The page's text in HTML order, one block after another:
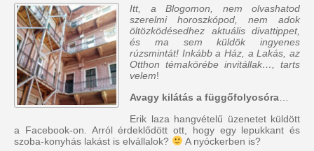
Itt, a Blogomon, nem olvashatod
szerelmi horoszkópod, nem adok
öltözködésedhez aktuális divattippet,
és ma sem küldök ingyenes
rúzsmintát! Inkább a Ház, a Lakás, az
Otthon témakörébe invitállak…, tarts
velem!
Avagy kilátás a függőfolyosóra
Erik laza hangvételű üzenetet küldött
a Facebook-on. Arról érdeklődött ott, hogy egy lepukkant és
szoba-konyhás lakást is elvállalok?
A nyóckerben is?